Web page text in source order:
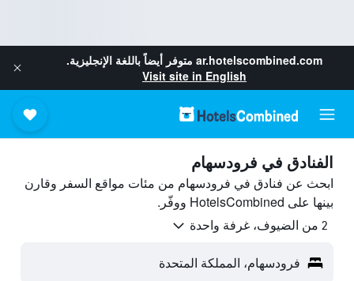
ar.hotelscombined.com متوفر أيضاً باللغة الإنجليزية.
Visit site in English
الفنادق في فرودسهام
ابحث عن فنادق في فرودسهام من مئات مواقع السفر وقارن
بينها على HotelsCombined ووفّر.
2 من الضيوف، غرفة واحدة
فرودسهام، المملكة المتحدة